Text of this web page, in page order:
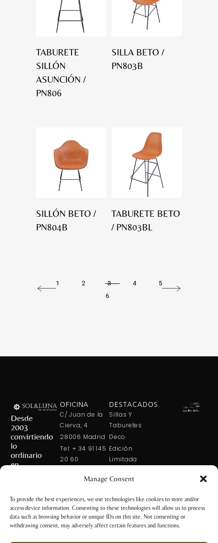
Manage Consent
To provide the best experiences, we use technologies like cookies to store and/or
access device information. Consenting to these technologies will allow us to process
data such as browsing behavior or unique IDs on this site. Not consenting or
withdrawing consent, may adversely affect certain features and functions.
TABURETE
SILLÓN
ASUNCIÓN /
PN806
SILLA BETO /
PN803B
SILLÓN BETO /
PN804B
TABURETE BETO
/ PN803BL
1 2 3 4
5
6
Desde
2003
convirtiendo
lo
ordinario
en
OFICINA
C/ Juan de la
Cierva, 4
28006 Madrid
Tel: + 34 91 145
20 60
TIENDA
C/ Núñez de
DESTACADOS
Sillas Y
Taburetes
Deco
Edición
Limitada
Mesa
Chic